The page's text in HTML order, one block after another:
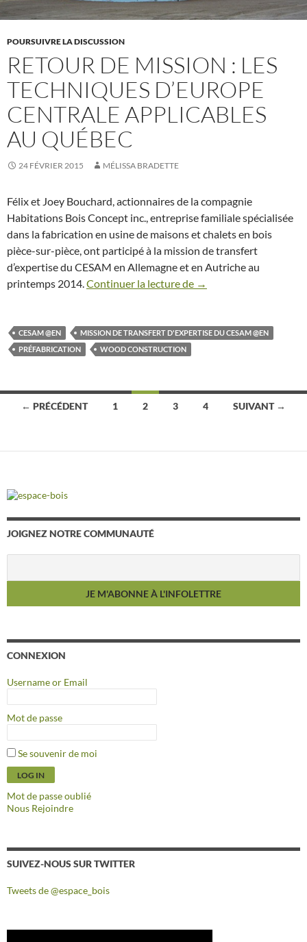
POURSUIVRE LA DISCUSSION
RETOUR DE MISSION : LES
TECHNIQUES D’EUROPE
CENTRALE APPLICABLES
AU QUÉBEC
24 FÉVRIER 2015 MÉLISSA BRADETTE
Félix et Joey Bouchard, actionnaires de la compagnie
Habitations Bois Concept inc., entreprise familiale spécialisée
dans la fabrication en usine de maisons et chalets en bois
pièce-sur-pièce, ont participé à la mission de transfert
d’expertise du CESAM en Allemagne et en Autriche au
printemps 2014. Continuer la lecture de Retour de mission : les
→
CESAM @EN
MISSION DE TRANSFERT D'EXPERTISE DU CESAM @EN
PRÉFABRICATION
WOOD CONSTRUCTION
des
← PRÉCÉDENT 1 2 3 4 SUIVANT →
JOIGNEZ NOTRE COMMUNAUTÉ
CONNEXION
Username or Email
Mot de passe
Se souvenir de moi
Mot de passe oublié
Nous Rejoindre
SUIVEZ-NOUS SUR TWITTER
Tweets de @espace_bois